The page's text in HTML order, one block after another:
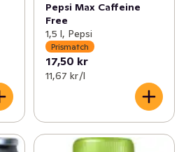
Pepsi Max Caffeine
Free
1,5 l, Pepsi
Prismatch
17,50 kr
11,67 kr /l